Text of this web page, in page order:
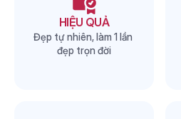
HIỆU QUẢ
Đẹp tự nhiên, làm 1 lần
đẹp trọn đời